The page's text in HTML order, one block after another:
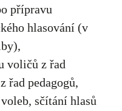
přípravu
hlasování (v
voličů z řad
řad pedagogů,
sčítání hlasů